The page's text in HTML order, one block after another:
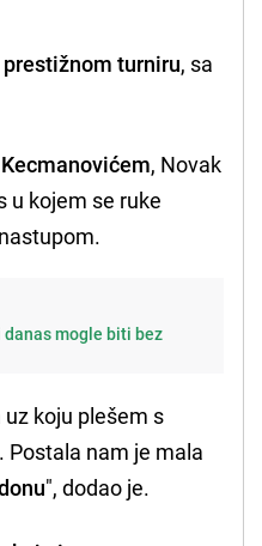
turniru, sa
, Novak
u kojem se ruke
mogle biti bez
uz koju plešem s
Postala nam je mala
", dodao je.